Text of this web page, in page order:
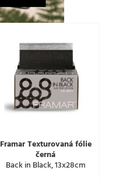
Framar Texturovaná fólie
černá
Back in Black, 13x28cm